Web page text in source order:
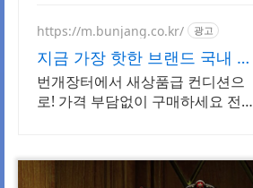
https://m.bunjang.co.kr/ 광고
지금 가장 핫한 브랜드 국내 최
대 브랜드 중고거래
번개장터에서 새상품급 컨디션으
로! 가격 부담없이 구매하세요 전국
업로드